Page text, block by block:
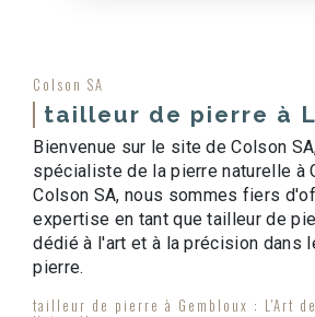
Colson SA
tailleur de pierre à
Bienvenue sur le site de Colson
spécialiste de la pierre naturelle à
Colson SA, nous sommes fiers
expertise en tant que tailleur de
dédié à l'art et à la précision dans
pierre.
tailleur de pierre à Gembloux : L'Art